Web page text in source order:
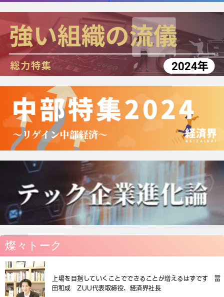
燦々トーク
上場を目指していくことでできることが増えるはずです 冨
田和成 ZUU代表取締役、経済界社長